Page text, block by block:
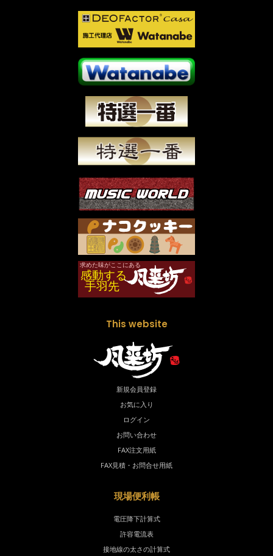
This website
新規会員登録
お気に入り
ログイン
お問い合わせ
FAX注文用紙
FAX見積・お問合せ用紙
現場便利帳
電圧降下計算式
許容電流表
接地線の太さの計算式